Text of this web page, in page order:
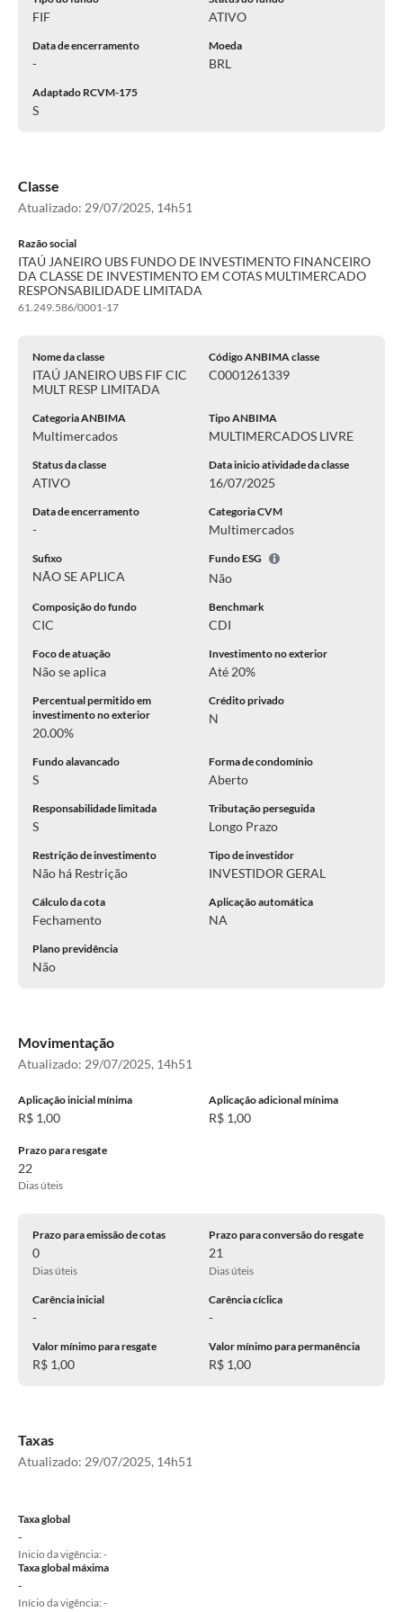
FIF ATIVO
Data de encerramento
-
Moeda
BRL
Adaptado RCVM-175
S
Classe
Atualizado: 29/07/2025, 14h51
Razão social
ITAÚ JANEIRO UBS FUNDO DE INVESTIMENTO FINANCEIRO
DA CLASSE DE INVESTIMENTO EM COTAS MULTIMERCADO
RESPONSABILIDADE LIMITADA
61.249.586/0001-17
Nome da classe
ITAÚ JANEIRO UBS FIF CIC
MULT RESP LIMITADA
Código ANBIMA classe
C0001261339
Categoria ANBIMA
Multimercados
Tipo ANBIMA
MULTIMERCADOS LIVRE
Status da classe
ATIVO
Data inicio atividade da classe
16/07/2025
Data de encerramento
-
Categoria CVM
Multimercados
Sufixo
NÃO SE APLICA
Fundo ESG
Não
Composição do fundo
CIC
Benchmark
CDI
Foco de atuação
Não se aplica
Investimento no exterior
Até 20%
Percentual permitido em
investimento no exterior
20.00%
Crédito privado
N
Fundo alavancado
S
Forma de condomínio
Aberto
Responsabilidade limitada
S
Tributação perseguida
Longo Prazo
Restrição de investimento
Não há Restrição
Tipo de investidor
INVESTIDOR GERAL
Cálculo da cota
Fechamento
Aplicação automática
NA
Plano previdência
Não
Movimentação
Atualizado: 29/07/2025, 14h51
Aplicação inicial mínima
R$ 1,00
Aplicação adicional mínima
R$ 1,00
Prazo para resgate
22
Dias úteis
Prazo para emissão de cotas
0
Dias úteis
Prazo para conversão do resgate
21
Dias úteis
Carência inicial
-
Carência cíclica
-
Valor mínimo para resgate
R$ 1,00
Valor mínimo para permanência
R$ 1,00
Taxas
Atualizado: 29/07/2025, 14h51
Taxa global
-
Inicio da vigência: -
Taxa global máxima
-
Início da vigência: -